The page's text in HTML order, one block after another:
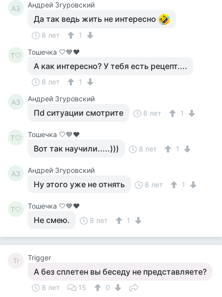
АЗ Андрей Згуровский
Да так ведь жить не интересно
8 лет 1
Т🤍 Тошечка 🤍💙♥️
А как интересно? У тебя есть рецепт....
8 лет 1
АЗ Андрей Згуровский
Пd ситуации смотрите 8 лет 1
Т🤍 Тошечка 🤍💙♥️
Вот так научили.....))) 8 лет 1
АЗ Андрей Згуровский
Ну этого уже не отнять 8 лет 1
Т🤍 Тошечка 🤍💙♥️
Не смею. 8 лет 1
Tr Trigger
А без сплетен вы беседу не представляете?
8 лет 15
0